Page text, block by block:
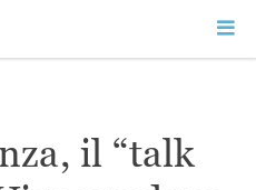
il “talk